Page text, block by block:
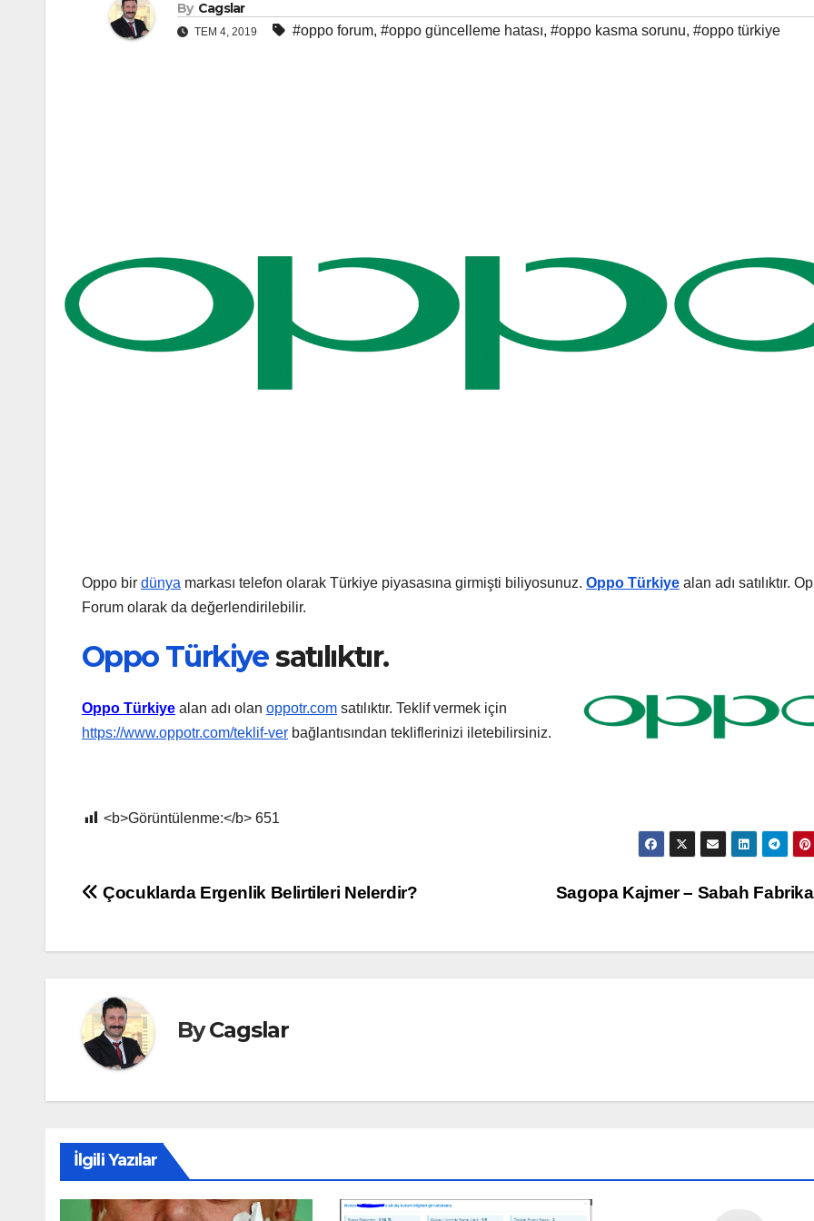
By Cagslar
TEM 4, 2019 #oppo forum, #oppo güncelleme hatası, #oppo kasma sorunu, #oppo türkiye
Oppo bir dünya markası telefon olarak Türkiye piyasasına girmişti biliyosunuz. Oppo Türkiye alan adı satılıktır.
Forum olarak da değerlendirilebilir.
Oppo Türkiyesatılıktır.
Oppo Türkiye alan adı olan oppotr.com satılıktır. Teklif vermek için
https://www.oppotr.com/teklif-ver bağlantısından tekliflerinizi iletebilirsiniz.
<b>Görüntülenme:</b> 651
Yazı
Sagopa Kajmer – Sabah
Çocuklarda Ergenlik Belirtileri Nelerdir?
ByCagslar
İlgili Yazılar